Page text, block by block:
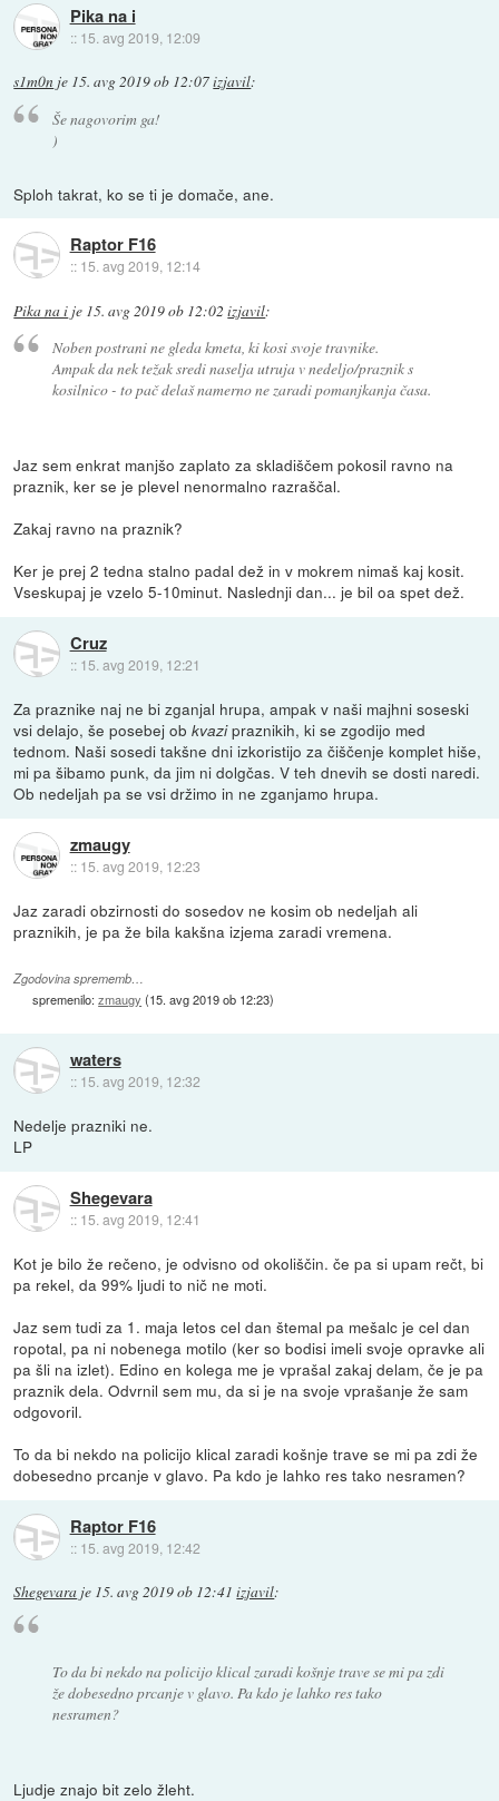
Pika na i
:: 15. avg 2019, 12:09
s1m0n je 15. avg 2019 ob 12:07izjavil:
Še nagovorim ga!
)
Sploh takrat, ko se ti je domače, ane.
Raptor F16
:: 15. avg 2019, 12:14
Pika na i je 15. avg 2019 ob 12:02 izjavil:
Noben postrani ne gleda kmeta, ki kosi svoje travnike.
Ampak da nek težak sredi naselja utruja v nedeljo/praznik s
kosilnico - to pač delaš namerno ne zaradi pomanjkanja časa.
Jaz sem enkrat manjšo zaplato za skladiščem pokosil ravno na
praznik, ker se je plevel nenormalno razraščal.
Zakaj ravno na praznik?
Ker je prej 2 tedna stalno padal dež in v mokrem nimaš kaj kosit.
Vseskupaj je vzelo 5-10minut. Naslednji dan... je bil oa spet dež.
Cruz
:: 15. avg 2019, 12:21
Za praznike naj ne bi zganjal hrupa, ampak v naši majhni soseski
vsi delajo, še posebej obkvazipraznikih, ki se zgodijo med
tednom. Naši sosedi takšne dni izkoristijo za čiščenje komplet hiše,
mi pa šibamo punk, da jim ni dolgčas. V teh dnevih se dosti naredi.
Ob nedeljah pa se vsi držimo in ne zganjamo hrupa.
zmaugy
:: 15. avg 2019, 12:23
Jaz zaradi obzirnosti do sosedov ne kosim ob nedeljah ali
praznikih, je pa že bila kakšna izjema zaradi vremena.
Zgodovina sprememb…
spremenilo:zmaugy (15. avg 2019 ob 12:23)
waters
:: 15. avg 2019, 12:32
Nedelje prazniki ne.
LP
Shegevara
:: 15. avg 2019, 12:41
Kot je bilo že rečeno, je odvisno od okoliščin. če pa si upam rečt, bi
pa rekel, da 99% ljudi to nič ne moti.
Jaz sem tudi za 1. maja letos cel dan štemal pa mešalc je cel dan
ropotal, pa ni nobenega motilo (ker so bodisi imeli svoje opravke ali
pa šli na izlet). Edino en kolega me je vprašal zakaj delam, če je pa
praznik dela. Odvrnil sem mu, da si je na svoje vprašanje že sam
odgovoril.
To da bi nekdo na policijo klical zaradi košnje trave se mi pa zdi že
dobesedno prcanje v glavo. Pa kdo je lahko res tako nesramen?
Raptor F16
:: 15. avg 2019, 12:42
Shegevara je 15. avg 2019 ob 12:41 izjavil:
To da bi nekdo na policijo klical zaradi košnje trave se mi pa zdi
že dobesedno prcanje v glavo. Pa kdo je lahko res tako
nesramen?
Ljudje znajo bit zelo žleht.